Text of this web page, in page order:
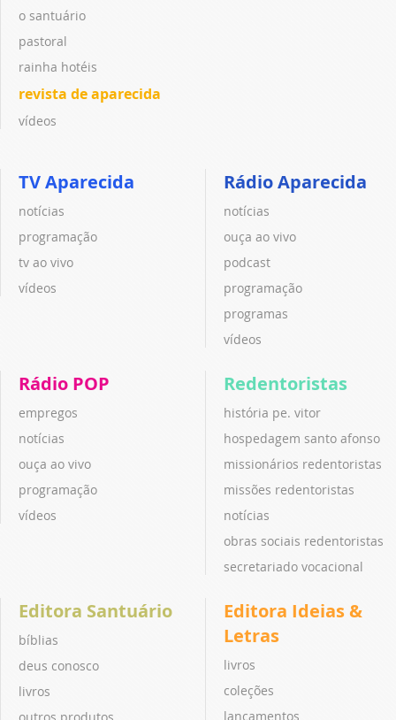
o santuário
pastoral
rainha hotéis
revista de aparecida
vídeos
TV Aparecida
notícias
programação
tv ao vivo
vídeos
Rádio Aparecida
notícias
ouça ao vivo
podcast
programação
programas
vídeos
Rádio POP
empregos
notícias
ouça ao vivo
programação
vídeos
Redentoristas
história pe. vitor
hospedagem santo afonso
missionários redentoristas
missões redentoristas
notícias
obras sociais redentoristas
secretariado vocacional
Editora Santuário
bíblias
deus conosco
livros
Editora Ideias &
Letras
livros
coleções
lançamentos